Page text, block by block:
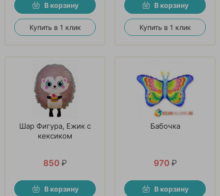
В корзину
Купить в 1 клик
В корзину
Купить в 1 клик
Шар Фигура, Ежик с
кексиком
850 ₽
В корзину
Бабочка
970 ₽
В корзину